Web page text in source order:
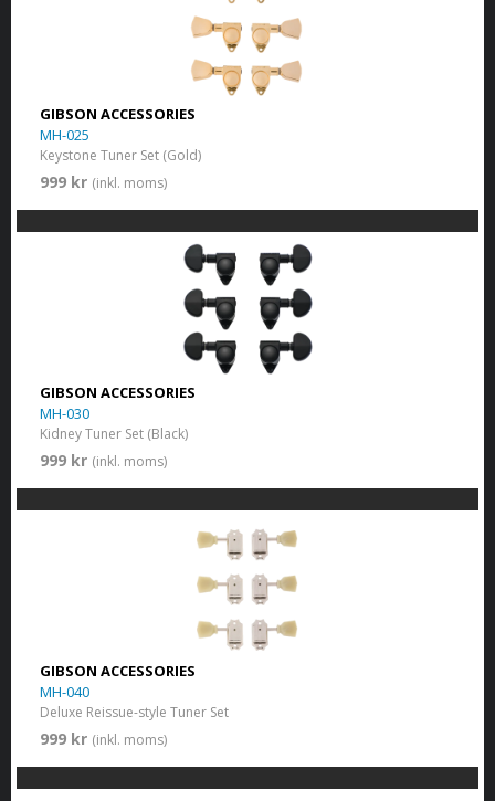
GIBSON ACCESSORIES
MH-025
Keystone Tuner Set (Gold)
999 kr (inkl. moms)
GIBSON ACCESSORIES
MH-030
Kidney Tuner Set (Black)
999 kr (inkl. moms)
GIBSON ACCESSORIES
MH-040
Deluxe Reissue-style Tuner Set
999 kr (inkl. moms)